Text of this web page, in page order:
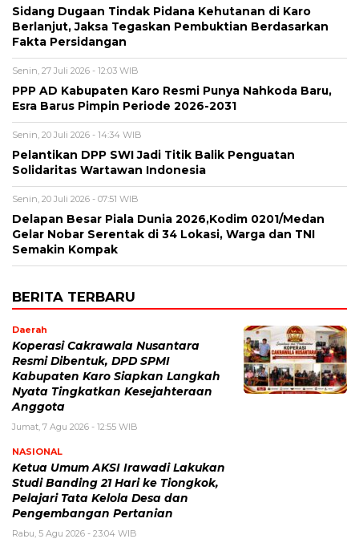
Sidang Dugaan Tindak Pidana Kehutanan di Karo
Berlanjut, Jaksa Tegaskan Pembuktian Berdasarkan
Fakta Persidangan
Senin, 27 Juli 2026 - 12:03 WIB
PPP AD Kabupaten Karo Resmi Punya Nahkoda Baru,
Esra Barus Pimpin Periode 2026-2031
Senin, 20 Juli 2026 - 14:34 WIB
Pelantikan DPP SWI Jadi Titik Balik Penguatan
Solidaritas Wartawan Indonesia
Senin, 20 Juli 2026 - 07:51 WIB
Delapan Besar Piala Dunia 2026,Kodim 0201/Medan
Gelar Nobar Serentak di 34 Lokasi, Warga dan TNI
Semakin Kompak
BERITA TERBARU
Daerah
Koperasi Cakrawala Nusantara
Resmi Dibentuk, DPD SPMI
Kabupaten Karo Siapkan Langkah
Nyata Tingkatkan Kesejahteraan
Anggota
Jumat, 7 Agu 2026 - 12:55 WIB
NASIONAL
Ketua Umum AKSI Irawadi Lakukan
Studi Banding 21 Hari ke Tiongkok,
Pelajari Tata Kelola Desa dan
Pengembangan Pertanian
Rabu, 5 Agu 2026 - 23:04 WIB